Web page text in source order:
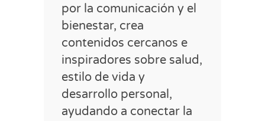
por la comunicación y el
bienestar, crea
contenidos cercanos e
inspiradores sobre salud,
estilo de vida y
desarrollo personal,
ayudando a conectar la